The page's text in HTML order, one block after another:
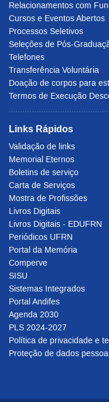
Relacionamentos com
Cursos e Eventos Abertos
Processos Seletivos
Seleções de Pós-
Telefones
Transferência Voluntária
Doação de corpos para
Termos de Execução
Links Rápidos
Validação de links
Memorial Eternos
Boletins de serviço
Carta de Serviços
Mostra de Profissões
Livros Digitais
Livros Digitais - EDUFRN
Periódicos UFRN
Portal da Memória
Comperve
SISU
Sistemas Integrados
Portal Andifes
Agenda 2030
PLS 2024-2027
Política de privacidade e
Proteção de dados